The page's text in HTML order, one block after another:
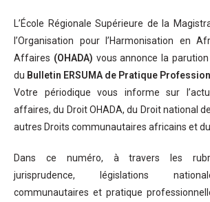
L’École Régionale Supérieure de la
l’Organisation pour l’Harmonisation en
Affaires (OHADA) vous annonce la
du Bulletin ERSUMA de Pratique
Votre périodique vous informe sur
affaires, du Droit OHADA, du Droit national
autres Droits communautaires africains et
Dans ce numéro, à travers les
jurisprudence, législations
communautaires et pratique